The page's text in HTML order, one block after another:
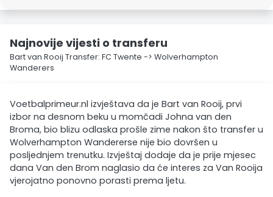
Najnovije vijesti o transferu
Bart van Rooij Transfer: FC Twente -> Wolverhampton
Wanderers
Voetbalprimeur.nl izvještava da je Bart van Rooij, prvi
izbor na desnom beku u momčadi Johna van den
Broma, bio blizu odlaska prošle zime nakon što transfer u
Wolverhampton Wandererse nije bio dovršen u
posljednjem trenutku. Izvještaj dodaje da je prije mjesec
dana Van den Brom naglasio da će interes za Van Rooija
vjerojatno ponovno porasti prema ljetu.